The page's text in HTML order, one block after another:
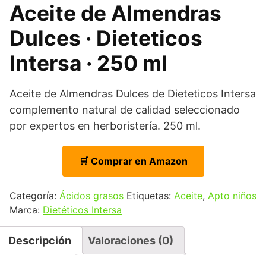
Aceite de Almendras
Dulces · Dieteticos
Intersa · 250 ml
Aceite de Almendras Dulces de Dieteticos Intersa
complemento natural de calidad seleccionado
por expertos en herboristería. 250 ml.
🛒 Comprar en Amazon
Categoría: Ácidos grasos Etiquetas: Aceite, Apto niños
Marca: Dietéticos Intersa
Descripción Valoraciones (0)